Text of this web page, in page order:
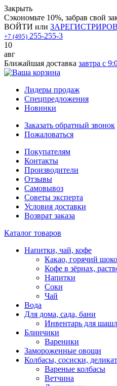
Закрыть
Сэкономьте 10%, забрав свой
ВОЙТИ или
+7 (495) 255-255-3
10
авг
Ближайшая доставка завтра с
Лидеры продаж
Спецпредложения
Новинки
Заказать обратный звонок
Пожаловаться
Покупателям
Контакты
Производители
Отзывы
Самовывоз
Советы эксперта
Условия доставки
Возврат заказа
Каталог товаров
Напитки, чай, кофе
Какао, горячий
Кофе в зёрнах,
Напитки
Соки
Чай
Вода
Для дома, сада, бани
Инвентарь для
Блинчики
Вареники
Замороженные овощи
Колбасы, сосиски,
Вареные колбасы
Ветчина